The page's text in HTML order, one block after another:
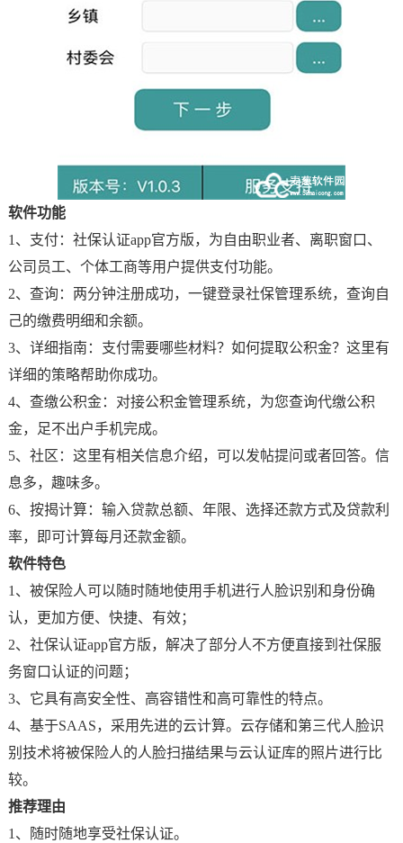
软件功能
1、支付：社保认证app官方版，为自由职业者、离职窗口、
公司员工、个体工商等用户提供支付功能。
2、查询：两分钟注册成功，一键登录社保管理系统，查询自
己的缴费明细和余额。
3、详细指南：支付需要哪些材料？如何提取公积金？这里有
详细的策略帮助你成功。
4、查缴公积金：对接公积金管理系统，为您查询代缴公积
金，足不出户手机完成。
5、社区：这里有相关信息介绍，可以发帖提问或者回答。信
息多，趣味多。
6、按揭计算：输入贷款总额、年限、选择还款方式及贷款利
率，即可计算每月还款金额。
软件特色
1、被保险人可以随时随地使用手机进行人脸识别和身份确
认，更加方便、快捷、有效；
2、社保认证app官方版，解决了部分人不方便直接到社保服
务窗口认证的问题；
3、它具有高安全性、高容错性和高可靠性的特点。
4、基于SAAS，采用先进的云计算。云存储和第三代人脸识
别技术将被保险人的人脸扫描结果与云认证库的照片进行比
较。
推荐理由
1、随时随地享受社保认证。